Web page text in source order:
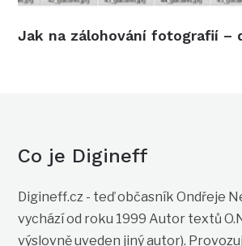
Jak na zálohování fotografií –
Co je Digineff
Digineff.cz - teď občasník Ondřeje
vychází od roku 1999 Autor textů
výslovně uveden jiný autor).